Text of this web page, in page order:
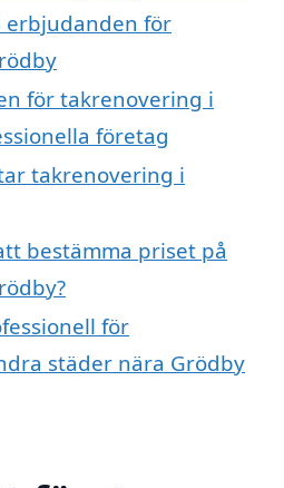
erbjudanden för
för takrenovering i
företag
takrenovering i
bestämma priset på
för
städer nära Grödby